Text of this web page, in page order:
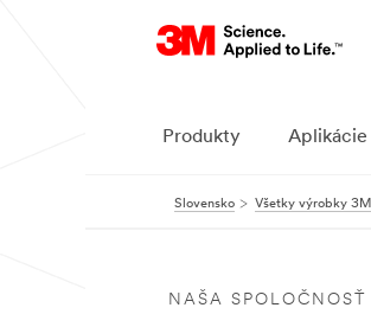
Produkty Aplikácie
Slovensko Všetky výrobky 3M
NAŠA SPOLOČNOSŤ